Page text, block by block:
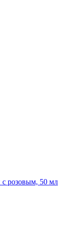
розовым, 50 мл